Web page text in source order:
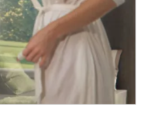
Series:
RAINSELECT
In Stock
72 466. 00
UAH/pc.